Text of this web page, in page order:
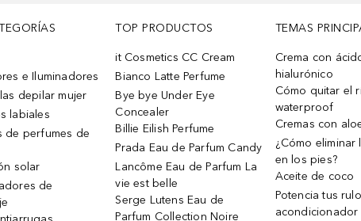
e Iluminadores
depilar mujer
labiales
de perfumes de
solar
de
TOP PRODUCTOS
it Cosmetics CC Cream
Bianco Latte Perfume
Bye bye Under Eye
Concealer
Billie Eilish Perfume
Prada Eau de Parfum Candy
Lancôme Eau de Parfum La
vie est belle
Serge Lutens Eau de
Parfum Collection Noire
TEMAS
Crema con
hialurónico
Cómo quitar el
waterproof
Cremas con
¿Cómo eliminar
en los pies?
Aceite de coco
Potencia tus